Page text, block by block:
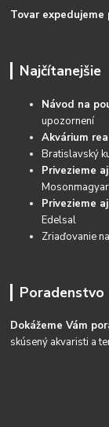
Tovar
Najčítanejšie
Návod na
upozornení
Akvárium
Bratislavský
Privezieme
Privezieme
Edelsal
Zriaďovanie
Poradenstvo
Dokážeme Vám
skúsený akvaristi a